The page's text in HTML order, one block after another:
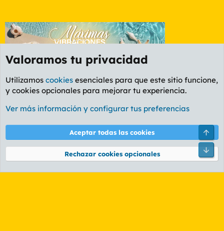
Etiquetas
Cookies
PL OLDSTYLE AMARILLO
Términos y reglas Política de privacidad Ayuda
Community platform by XenForo® © 2010-2026 XenForo Ltd.
Valoramos tu privacidad
Utilizamos cookies esenciales para que este sitio funcione,
y cookies opcionales para mejorar tu experiencia.
Ver más información y configurar tus preferencias
Aceptar todas las cookies
Rechazar cookies opcionales
Pie